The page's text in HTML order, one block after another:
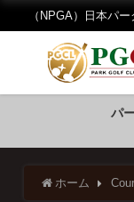
（NPGA）日本パ
パ
ホーム